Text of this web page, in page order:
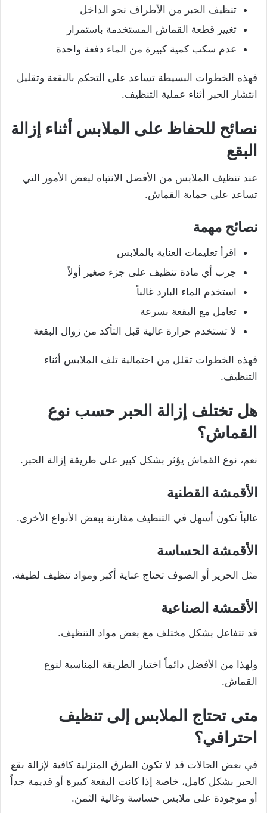
تنظيف الحبر من الأطراف نحو الداخل
تغيير قطعة القماش المستخدمة باستمرار
عدم سكب كمية كبيرة من الماء دفعة واحدة
فهذه الخطوات البسيطة تساعد على التحكم بالبقعة وتقليل
انتشار الحبر أثناء عملية التنظيف.
نصائح للحفاظ على الملابس أثناء إزالة
البقع
عند تنظيف الملابس من الأفضل الانتباه لبعض الأمور التي
تساعد على حماية القماش.
نصائح مهمة
اقرأ تعليمات العناية بالملابس
جرب أي مادة تنظيف على جزء صغير أولاً
استخدم الماء البارد غالباً
تعامل مع البقعة بسرعة
لا تستخدم حرارة عالية قبل التأكد من زوال البقعة
فهذه الخطوات تقلل من احتمالية تلف الملابس أثناء
التنظيف.
هل تختلف إزالة الحبر حسب نوع
القماش؟
نعم، نوع القماش يؤثر بشكل كبير على طريقة إزالة الحبر.
الأقمشة القطنية
غالباً تكون أسهل في التنظيف مقارنة ببعض الأنواع الأخرى.
الأقمشة الحساسة
مثل الحرير أو الصوف تحتاج عناية أكبر ومواد تنظيف لطيفة.
الأقمشة الصناعية
قد تتفاعل بشكل مختلف مع بعض مواد التنظيف.
ولهذا من الأفضل دائماً اختيار الطريقة المناسبة لنوع
القماش.
متى تحتاج الملابس إلى تنظيف
احترافي؟
في بعض الحالات قد لا تكون الطرق المنزلية كافية لإزالة بقع
الحبر بشكل كامل، خاصة إذا كانت البقعة كبيرة أو قديمة جداً
أو موجودة على ملابس حساسة وغالية الثمن.